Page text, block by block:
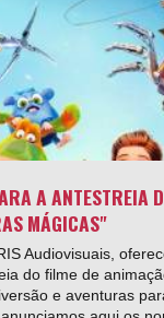
A ANTESTREIA
MÁGICAS"
Audiovisuais,
do filme de
e aventuras